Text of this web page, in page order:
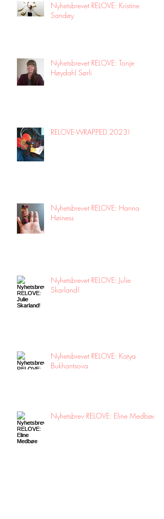
Nyhetsbrevet RELOVE: Kristine
Sandøy
Nyhetsbrevet RELOVE: Tonje
Høydahl Sørli
RELOVE-WRAPPED 2023!
Nyhetsbrevet RELOVE: Hanna
Høiness
Nyhetsbrevet RELOVE: Julie
Skarland!
Nyhetsbrevet RELOVE: Katya
Bukhantsova
Nyhetsbrev RELOVE: Eline Medbøe